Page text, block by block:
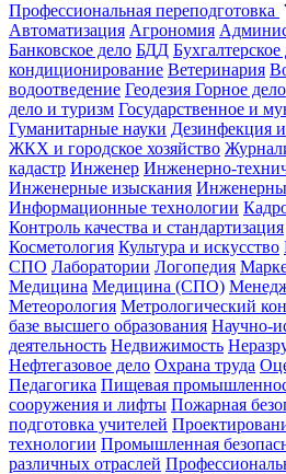
Профессиональная переподготовка
Автоматизация Агрономия
Банковское дело БДД Бухгалтерское
кондиционирование Ветеринария
водоотведение Геодезия Горное дело
дело и туризм Государственное и
Гуманитарные науки Дезинфекция
ЖКХ и городское хозяйство
кадастр Инженер Инженерно-
Инженерные изыскания
Информационные технологии
Контроль качества и стандартизация
Косметология Культура и искусство
СПО Лаборатории Логопедия
Медицина Медицина (СПО)
Метеорология Метрологический
базе высшего образования Научно-
деятельность Недвижимость
Нефтегазовое дело Охрана труда
Педагогика Пищевая
сооружения и лифты Пожарная
подготовка учителей
технологии Промышленная
различных отраслей